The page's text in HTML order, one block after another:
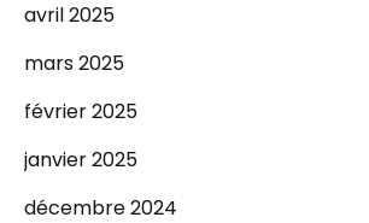
avril 2025
mars 2025
février 2025
janvier 2025
décembre 2024